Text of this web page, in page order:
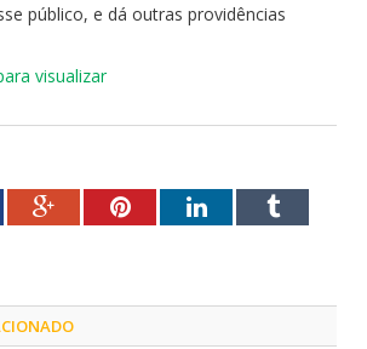
público, e dá outras providências
visualizar
Google+PinterestLinkedInTumblr